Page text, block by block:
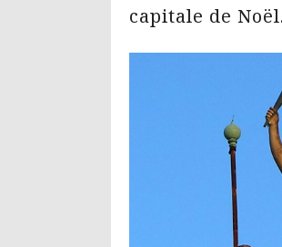
capitale de Noël.